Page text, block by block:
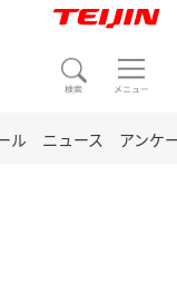
ル ニュース アンケ